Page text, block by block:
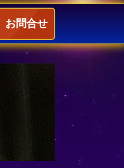
お問合せ